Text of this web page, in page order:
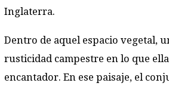
Inglaterra.
Dentro de aquel espacio vegetal,
rusticidad campestre en lo que
encantador. En ese paisaje, el